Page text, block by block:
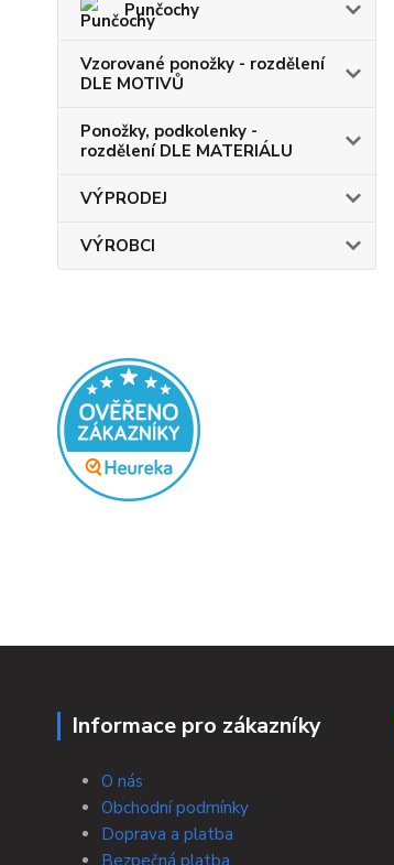
Punčochy
Vzorované ponožky - rozdělení
DLE MOTIVŮ
Ponožky, podkolenky -
rozdělení DLE MATERIÁLU
VÝPRODEJ
VÝROBCI
Informace pro zákazníky
O nás
Obchodní podmínky
Doprava a platba
Bezpečná platba